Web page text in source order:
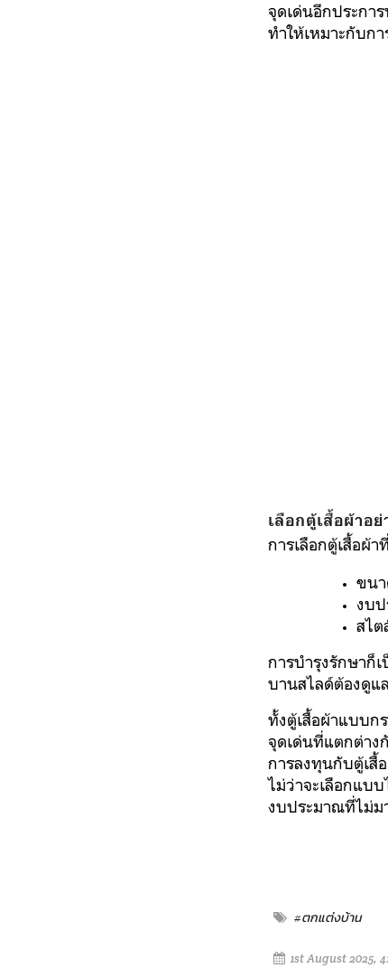
จุดเด่นอีกประกา
ทำให้เหมาะกับก
เลือกตู้เสื้อผ้าอ
การเลือกตู้เสื้อผ้
ขน
งบ
สไต
การบำรุงรักษาก็
บานสไลด์ต้องดูแ
ทั้งตู้เสื้อผ้าแบบก
จุดเด่นที่แตกต่าง
การลงทุนกับตู้เสื้
ไม่ว่าจะเลือกแบ
งบประมาณที่ไม่ม
#ตกแต่งบ้าน
1st August 2025,